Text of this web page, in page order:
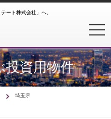
ート株式会社」へ。
投資用物件
埼玉県